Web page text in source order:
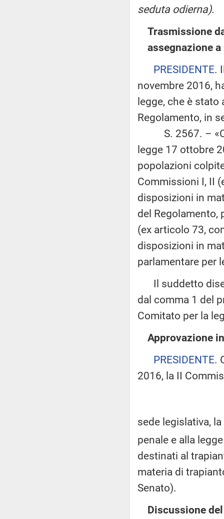
seduta odierna).
Trasmissione
assegnazione
PRESIDENTE.
novembre 2016,
legge, che è stato
Regolamento, in
S. 2567. –
legge 17 ottobre
popolazioni
Commissioni I, II
disposizioni in
del Regolamento,
(ex articolo 73,
disposizioni in
parlamentare per
Il suddetto
dal comma 1 del
Comitato per la
Approvazione
PRESIDENTE.
2016, la II
sede legislativa,
penale e alla
destinati al
materia di
Senato).
Discussione